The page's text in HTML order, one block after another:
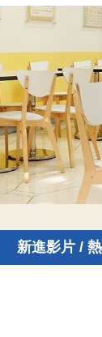
新進影片 /